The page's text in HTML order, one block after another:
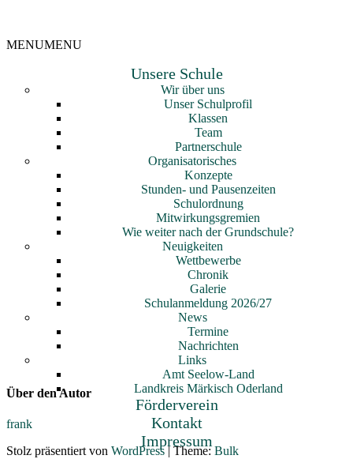
MENUMENU
Unsere Schule
Wir über uns
Unser Schulprofil
Klassen
Team
Partnerschule
Organisatorisches
Konzepte
Stunden- und Pausenzeiten
Schulordnung
Mitwirkungsgremien
Wie weiter nach der Grundschule?
Neuigkeiten
Wettbewerbe
Chronik
Galerie
Schulanmeldung 2026/27
News
Termine
Nachrichten
Links
Amt Seelow-Land
Landkreis Märkisch Oderland
Förderverein
Kontakt
Impressum
Über den Autor
frank
Stolz präsentiert von WordPress |Theme:Bulk